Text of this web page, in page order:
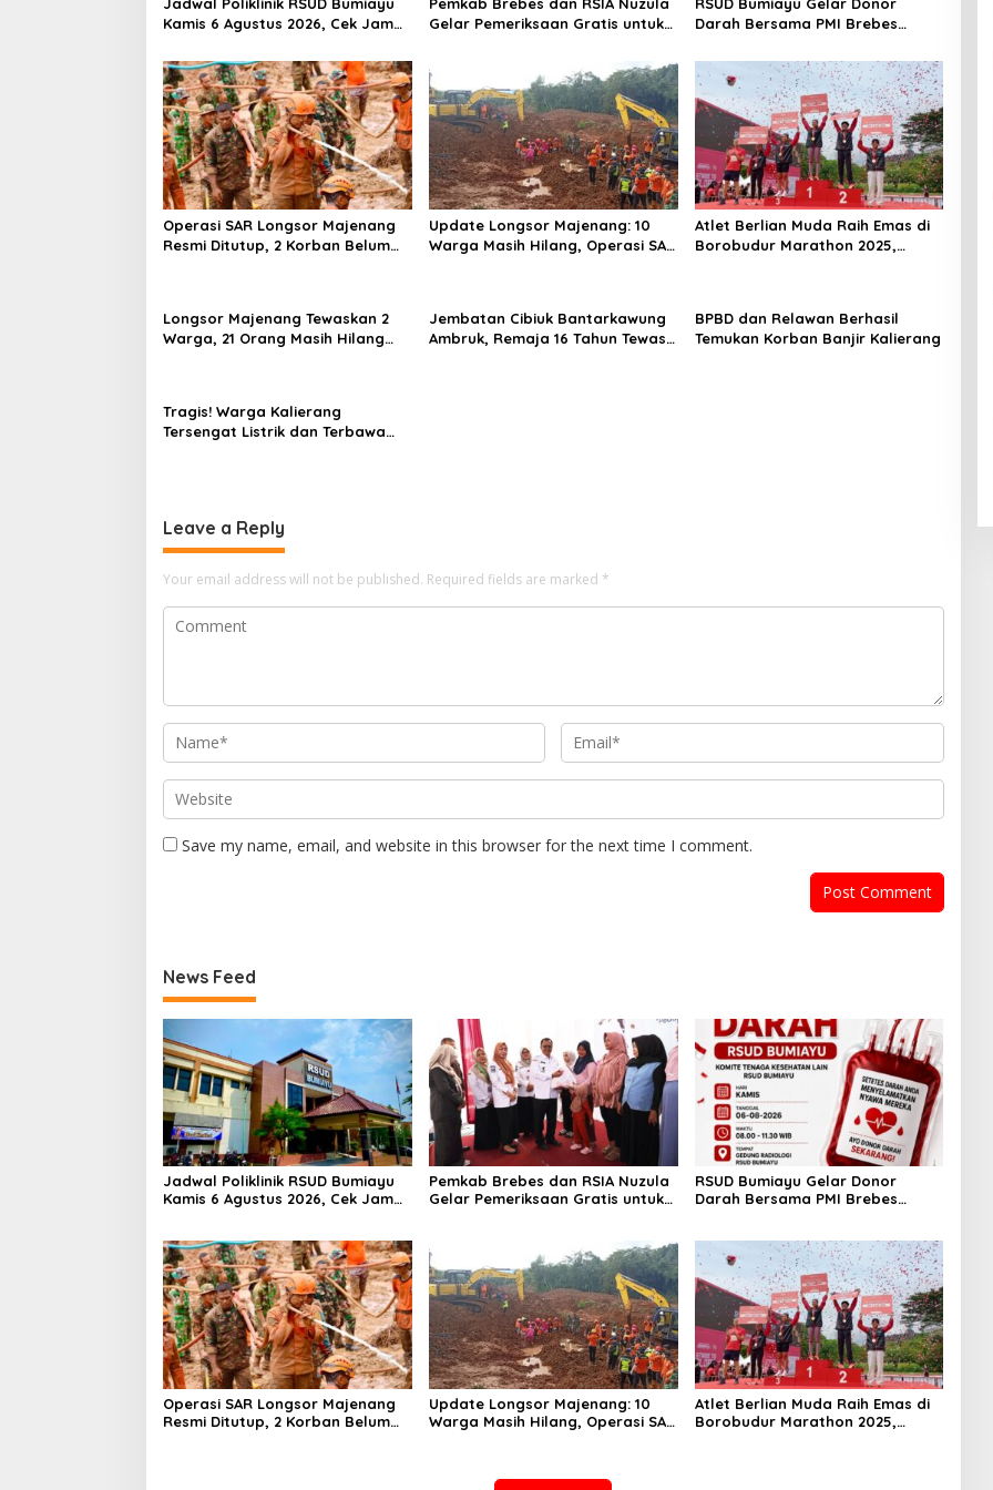
Jadwal Poliklinik RSUD Bumiayu
Kamis 6 Agustus 2026, Cek Jam
Berkunjung
Pemkab Brebes dan RSIA Nuzula
Gelar Pemeriksaan Gratis untuk
RSUD Bumiayu Gelar Donor
Darah Bersama PMI Brebes
Indonesia
Operasi SAR Longsor Majenang
Resmi Ditutup, 2 Korban Belum
Update Longsor Majenang: 10
Warga Masih Hilang, Operasi SAR
Atlet Berlian Muda Raih Emas di
Borobudur Marathon 2025,
Longsor Majenang Tewaskan 2
Warga, 21 Orang Masih Hilang
Jembatan Cibiuk Bantarkawung
Ambruk, Remaja 16 Tahun Tewas
BPBD dan Relawan Berhasil
Temukan Korban Banjir Kalierang
Tragis! Warga Kalierang
Tersengat Listrik dan Terbawa
Leave a Reply
Your email address will not be published. Required fields are marked *
Save my name, email, and website in this browser for the next time I comment.
News Feed
Jadwal Poliklinik RSUD Bumiayu
Kamis 6 Agustus 2026, Cek Jam
Pemkab Brebes dan RSIA Nuzula
Gelar Pemeriksaan Gratis untuk
RSUD Bumiayu Gelar Donor
Darah Bersama PMI Brebes
Operasi SAR Longsor Majenang
Resmi Ditutup, 2 Korban Belum
Update Longsor Majenang: 10
Warga Masih Hilang, Operasi SAR
Atlet Berlian Muda Raih Emas di
Borobudur Marathon 2025,